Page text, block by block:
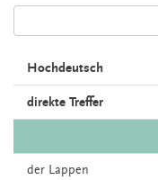
Hochdeutsch
direkte Treffer
der Lappen